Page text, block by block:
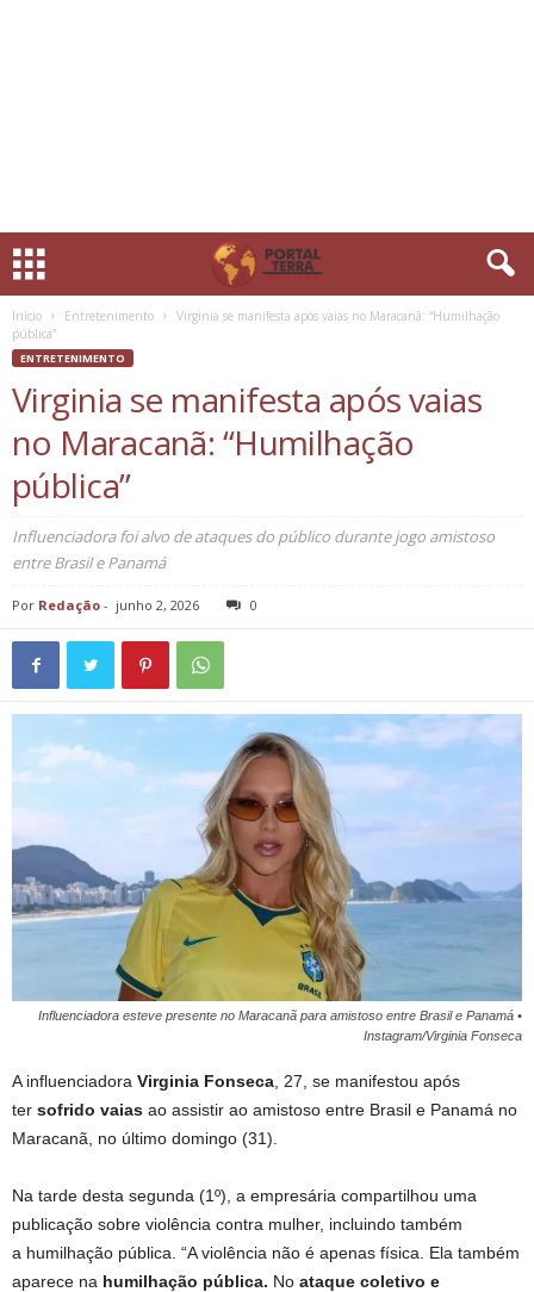
Início Entretenimento
Virginia se manifesta após vaias no Maracanã: “Humilhação
pública”
ENTRETENIMENTO
Virginia se manifesta após vaias
no Maracanã: “Humilhação
pública”
Influenciadora foi alvo de ataques do público durante jogo amistoso
entre Brasil e Panamá
Por Redação - junho 2, 2026 0
Influenciadora esteve presente no Maracanã para amistoso entre Brasil e Panamá •
Instagram/Virginia Fonseca
A influenciadora Virginia Fonseca , 27, se manifestou após
ter sofrido vaias ao assistir ao amistoso entre Brasil e Panamá no
Maracanã, no último domingo (31).
Na tarde desta segunda (1º), a empresária compartilhou uma
publicação sobre violência contra mulher, incluindo também
a humilhação pública. “A violência não é apenas física. Ela também
aparece na humilhação pública. No ataque coletivo e